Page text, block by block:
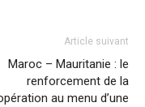
Article suivant
Maroc – Mauritanie : le
renforcement de la
au menu d’une